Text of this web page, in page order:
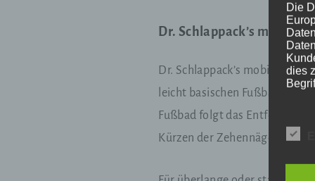
Dr. Schlappack’s mobile,
Dr. Schlappack’s mobile
leicht basischen Fußbad, um
Fußbad folgt das Entfernen
Kürzen der Zehennägel.
Die
dies